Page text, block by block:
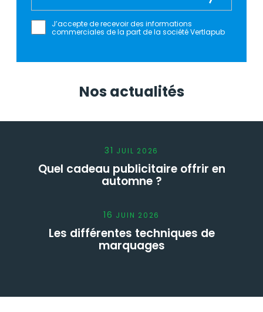
J’accepte de recevoir des informations
commerciales de la part de la société Vertlapub
Nos actualités
31 JUIL 2026
Quel cadeau publicitaire offrir en
automne ?
16 JUIN 2026
Les différentes techniques de
marquages